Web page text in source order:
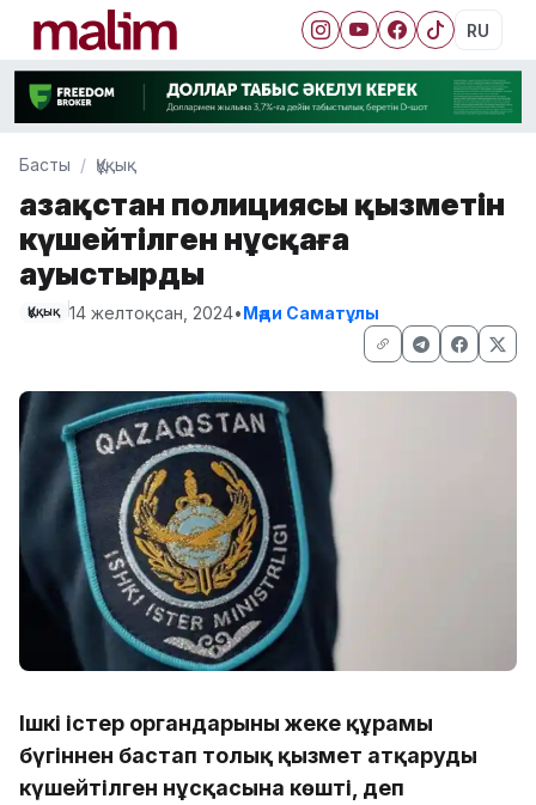
RU
Басты Құқық
Қазақстан полициясы қызметін
күшейтілген нұсқаға
ауыстырды
Құқық 14 желтоқсан, 2024•Мәди Саматұлы
Ішкі істер органдарының жеке құрамы
бүгіннен бастап толық қызмет атқарудың
күшейтілген нұсқасына көшті, деп